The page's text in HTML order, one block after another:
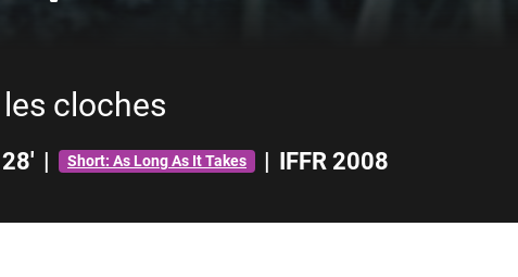
cloches
28' Short: As Long As It Takes IFFR 2008